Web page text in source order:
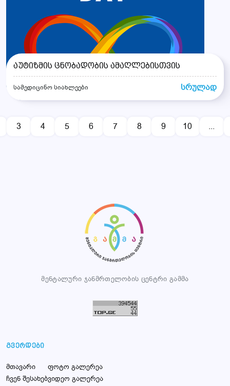
აუტიზმის ცნობადობის ამაღლებისთვის
სამედიცინო სიახლეები სრულად
3 4 5 6 7 8 9 10 ...
გვერდები
მთავარი
ჩვენ შესახებ
ფოტო გალერეა
ვიდეო გალერეა
მენტალური ჯანმრთელობის ცენტრი გამმა